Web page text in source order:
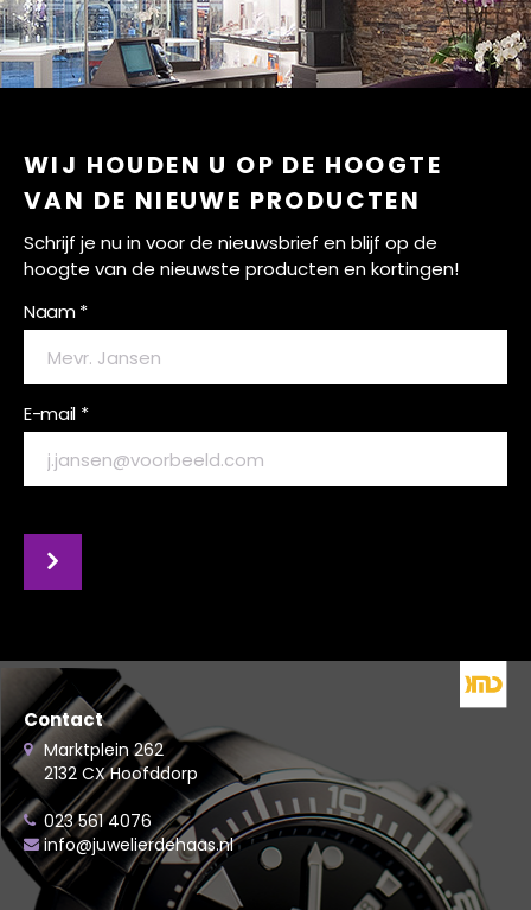
WIJ HOUDEN U OP DE HOOGTE
VAN DE NIEUWE PRODUCTEN
Schrijf je nu in voor de nieuwsbrief en blijf op de
hoogte van de nieuwste producten en kortingen!
Naam *
E-mail *
Contact
Marktplein 262
2132 CX Hoofddorp
023 561 4076
info@juwelierdehaas.nl